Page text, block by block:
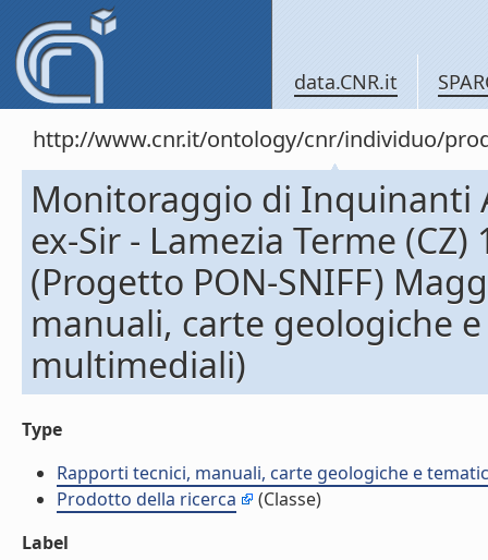
data.CNR.it
http://www.cnr.it/ontology/cnr/individuo/
Monitoraggio di Inquinanti
ex-Sir - Lamezia Terme
(Progetto PON-SNIFF)
manuali, carte geologiche
multimediali)
Type
Rapporti tecnici, manuali, carte geologiche e
Prodotto della ricerca
(Classe)
Label